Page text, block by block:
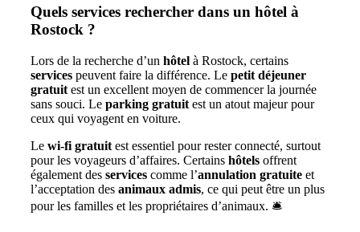
Quels services rechercher dans un hôtel à
Rostock ?
Lors de la recherche d’un hôtel à Rostock, certains
services peuvent faire la différence. Le petit déjeuner
gratuit est un excellent moyen de commencer la journée
sans souci. Le parking gratuit est un atout majeur pour
ceux qui voyagent en voiture.
Le wi-fi gratuit est essentiel pour rester connecté, surtout
pour les voyageurs d’affaires. Certains hôtels offrent
également des services comme l’annulation gratuite et
l’acceptation des animaux admis, ce qui peut être un plus
pour les familles et les propriétaires d’animaux. 🛎️